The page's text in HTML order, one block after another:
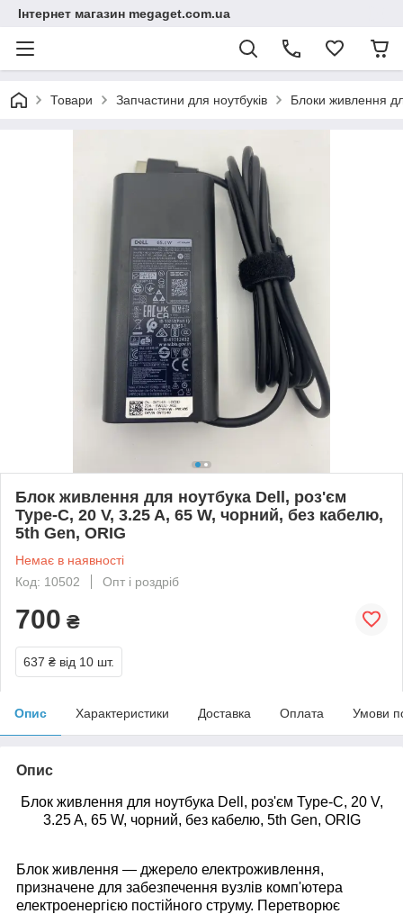
Інтернет магазин megaget.com.ua
Товари Запчастини для ноутбуків Блоки живлення
Блок живлення для ноутбука Dell, роз'єм
Type-C, 20 V, 3.25 A, 65 W, чорний, без кабелю,
5th Gen, ORIG
Немає в наявності
Код: 10502
Опт і роздріб
700 ₴
637 ₴ від 10 шт.
Опис Характеристики Доставка Оплата Умови
Опис
Блок живлення для ноутбука Dell, роз'єм Type-C, 20 V,
3.25 A, 65 W, чорний, без кабелю, 5th Gen, ORIG
Блок живлення — джерело електроживлення,
призначене для забезпечення вузлів комп'ютера
електроенергією постійного струму. Перетворює